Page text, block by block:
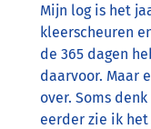
Mijn log is het
kleerscheuren
de 365 dagen
daarvoor. Maar
over. Soms
eerder zie ik